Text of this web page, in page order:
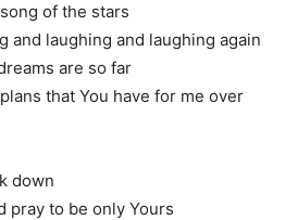
of the stars
and laughing and laughing again
are so far
that You have for me over
down
pray to be only Yours